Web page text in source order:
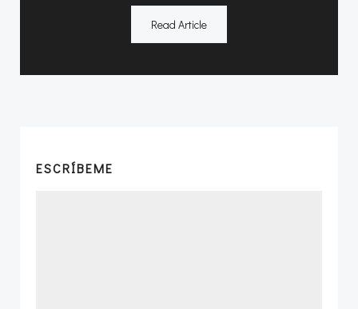
Read Article
ESCRÍBEME